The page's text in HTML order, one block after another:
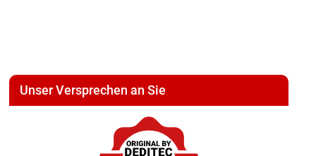
0-
20mA
Unser Versprechen an Sie